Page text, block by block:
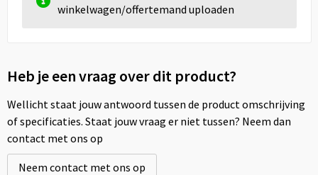
winkelwagen/offertemand uploaden
Heb je een vraag over dit product?
Wellicht staat jouw antwoord tussen de product omschrijving
of specificaties. Staat jouw vraag er niet tussen? Neem dan
contact met ons op
Neem contact met ons op